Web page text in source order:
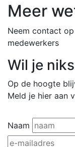
Meer
Neem contact
medewerkers
Wil je
Op de hoogte
Meld je hier aan
Naam